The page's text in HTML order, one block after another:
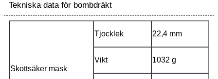
Tekniska data för bombdräkt
Skottsäker mask
Tjocklek 22,4 mm
Vikt 1032 g